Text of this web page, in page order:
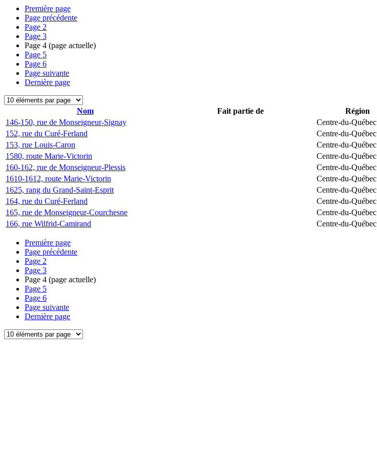
Première page
Page précédente
Page 2
Page 3
Page 4 (page actuelle)
Page 5
Page 6
Page suivante
Dernière page
Nom Fait partie de Région
146-150, rue de Monseigneur-Signay
Centre-du-Québec
152, rue du Curé-Ferland
Centre-du-Québec
153, rue Louis-Caron
Centre-du-Québec
1580, route Marie-Victorin
Centre-du-Québec
160-162, rue de Monseigneur-Plessis
Centre-du-Québec
1610-1612, route Marie-Victorin
Centre-du-Québec
1625, rang du Grand-Saint-Esprit
Centre-du-Québec
164, rue du Curé-Ferland
Centre-du-Québec
165, rue de Monseigneur-Courchesne
Centre-du-Québec
166, rue Wilfrid-Camirand
Centre-du-Québec
Première page
Page précédente
Page 2
Page 3
Page 4 (page actuelle)
Page 5
Page 6
Page suivante
Dernière page